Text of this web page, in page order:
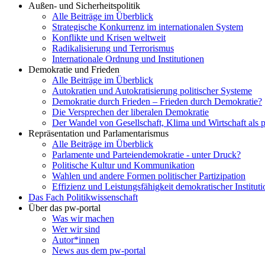
Außen- und Sicherheitspolitik
Alle Beiträge im Überblick
Strategische Konkurrenz im internationalen System
Konflikte und Krisen weltweit
Radikalisierung und Terrorismus
Internationale Ordnung und Institutionen
Demokratie und Frieden
Alle Beiträge im Überblick
Autokratien und Autokratisierung politischer Systeme
Demokratie durch Frieden – Frieden durch Demokratie?
Die Versprechen der liberalen Demokratie
Der Wandel von Gesellschaft, Klima und Wirtschaft als
Repräsentation und Parlamentarismus
Alle Beiträge im Überblick
Parlamente und Parteiendemokratie - unter Druck?
Politische Kultur und Kommunikation
Wahlen und andere Formen politischer Partizipation
Effizienz und Leistungsfähigkeit demokratischer
Das Fach Politikwissenschaft
Über das pw-portal
Was wir machen
Wer wir sind
Autor*innen
News aus dem pw-portal